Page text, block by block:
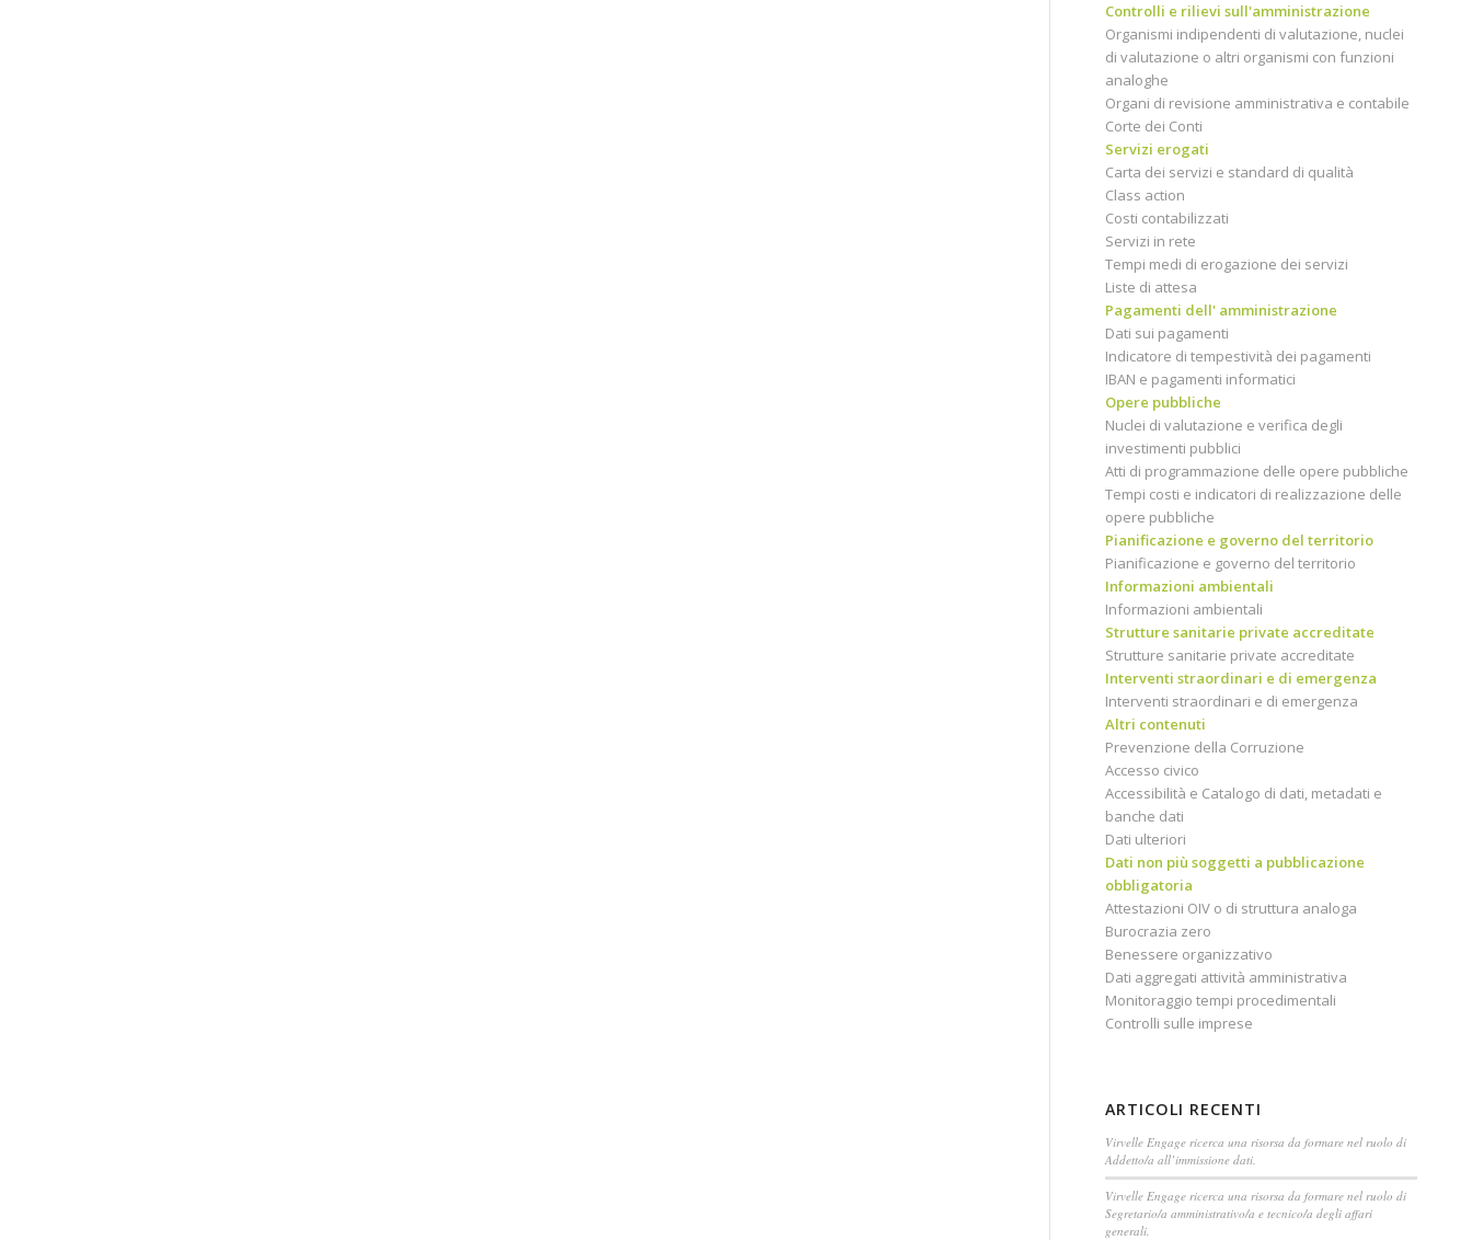
Controlli e rilievi sull'amministrazione
Organismi indipendenti di valutazione, nuclei
di valutazione o altri organismi con funzioni
analoghe
Organi di revisione amministrativa e contabile
Corte dei Conti
Servizi erogati
Carta dei servizi e standard di qualità
Class action
Costi contabilizzati
Servizi in rete
Tempi medi di erogazione dei servizi
Liste di attesa
Pagamenti dell' amministrazione
Dati sui pagamenti
Indicatore di tempestività dei pagamenti
IBAN e pagamenti informatici
Opere pubbliche
Nuclei di valutazione e verifica degli
investimenti pubblici
Atti di programmazione delle opere pubbliche
Tempi costi e indicatori di realizzazione delle
opere pubbliche
Pianificazione e governo del territorio
Pianificazione e governo del territorio
Informazioni ambientali
Informazioni ambientali
Strutture sanitarie private accreditate
Strutture sanitarie private accreditate
Interventi straordinari e di emergenza
Interventi straordinari e di emergenza
Altri contenuti
Prevenzione della Corruzione
Accesso civico
Accessibilità e Catalogo di dati, metadati e
banche dati
Dati ulteriori
Dati non più soggetti a pubblicazione
obbligatoria
Attestazioni OIV o di struttura analoga
Burocrazia zero
Benessere organizzativo
Dati aggregati attività amministrativa
Monitoraggio tempi procedimentali
Controlli sulle imprese
ARTICOLI RECENTI
Virvelle Engage ricerca una risorsa da formare nel ruolo di
Addetto/a all’immissione dati.
Virvelle Engage ricerca una risorsa da formare nel ruolo di
Segretario/a amministrativo/a e tecnico/a degli affari
generali.